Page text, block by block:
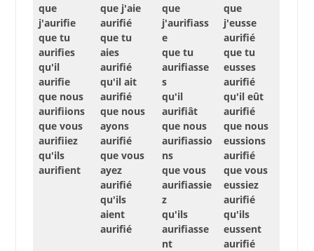
que
j'aurifie
que tu
aurifies
qu'il
aurifie
que nous
aurifiions
que vous
aurifiiez
qu'ils
aurifient
que j'aie
aurifié
que tu
aies
aurifié
qu'il ait
aurifié
que nous
ayons
aurifié
que vous
ayez
aurifié
qu'ils
aient
aurifié
que
j'aurifiass
e
que tu
aurifiasse
s
qu'il
aurifiât
que nous
aurifiassio
ns
que vous
aurifiassie
z
qu'ils
aurifiasse
nt
que
j'eusse
aurifié
que tu
eusses
aurifié
qu'il eût
aurifié
que nous
eussions
aurifié
que vous
eussiez
aurifié
qu'ils
eussent
aurifié